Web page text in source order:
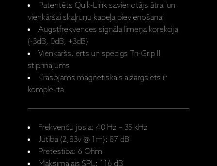
Patentēts Quik-Link savienotājs ātrai un
vienkāršai skaļruņu kabeļa pievienošanai
Augstfrekvences signāla līmeņa korekcija
(-3dB, 0dB, +3dB)
Vienkāršs, ērts un spēcīgs Tri-Grip II
stiprinājums
Krāsojams magnētiskais aizargsiets ir
komplektā
Frekvenču josla: 40 Hz – 35 kHz
Jutība (2,83v @ 1m): 87 dB
Pretestība: 6 Ohm
Maksimālais SPL: 116 dB